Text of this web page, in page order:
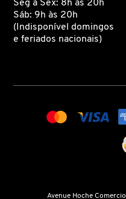
MARINA SMITH
MICHAEL KORS
MIU MIU
Seg à Sex: 8h às 20h
Sáb: 9h às 20h
(Indisponível domingos
e feriados nacionais)
Avenue Hoche